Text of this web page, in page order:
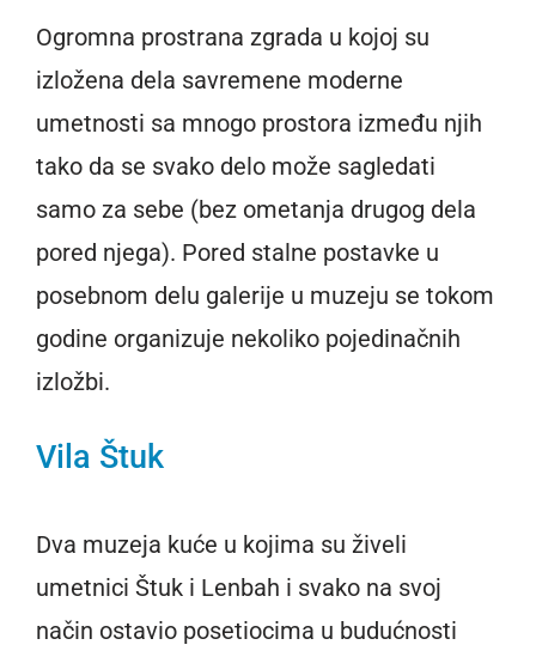
Ogromna prostrana zgrada u kojoj su
izložena dela savremene moderne
umetnosti sa mnogo prostora između njih
tako da se svako delo može sagledati
samo za sebe (bez ometanja drugog dela
pored njega). Pored stalne postavke u
posebnom delu galerije u muzeju se tokom
godine organizuje nekoliko pojedinačnih
izložbi.
Vila Štuk
Dva muzeja kuće u kojima su živeli
umetnici Štuk i Lenbah i svako na svoj
način ostavio posetiocima u budućnosti